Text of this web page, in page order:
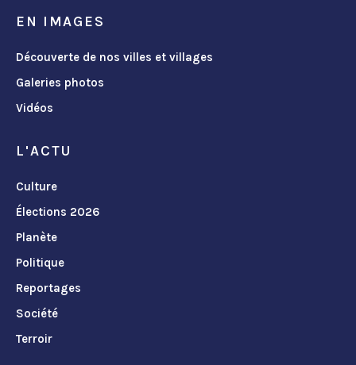
EN IMAGES
Découverte de nos villes et villages
Galeries photos
Vidéos
L'ACTU
Culture
Élections 2026
Planète
Politique
Reportages
Société
Terroir